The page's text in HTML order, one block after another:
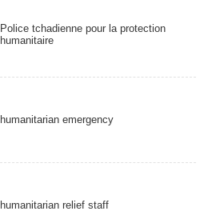
Police tchadienne pour la protection
humanitaire
humanitarian emergency
humanitarian relief staff